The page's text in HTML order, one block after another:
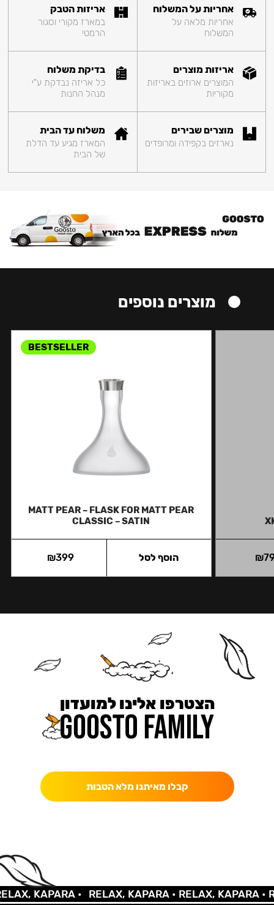
אחריות על המשלוח
אחריות מלאה על
המשלוח
אריזות הטבק
במארז מקורי וסגור
הרמטי
אריזות מוצרים
המוצרים ארוזים באריזות
מקוריות
בדיקת משלוח
כל אריזה נבדקת ע"י
מנהל החנות
מוצרים שבירים
נארזים בקפידה ומרופדים
משלוח עד הבית
המארז מגיע עד הדלת
של הבית
מוצרים נוספים
₪
BESTSELLER
MATT PEAR – FLASK FOR MATT PEAR
CLASSIC – SATIN
₪399 הוסף לסל
הצטרפו אלינו למועדון
קבלו מאיתנו מלא הטבות
KAPARA • RELAX, KAPARA •RELAX, KAPARA •